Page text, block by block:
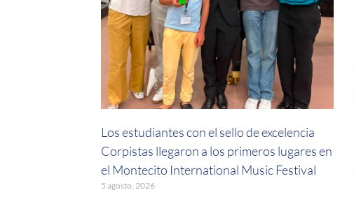
Los estudiantes con el sello de excelencia
Corpistas llegaron a los primeros lugares en
el Montecito International Music Festival
5 agosto, 2026